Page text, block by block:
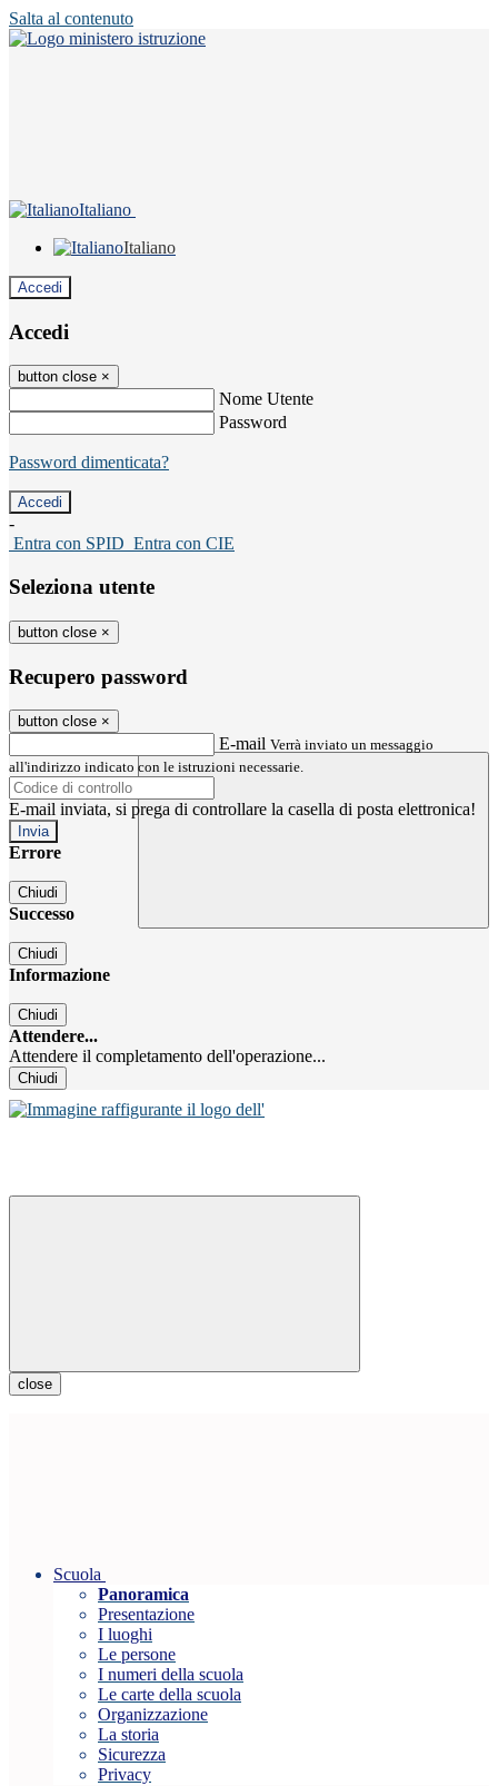
Salta al contenuto
Italiano
Italiano
Accedi
Accedi
button close ×
Nome Utente
Password
Password dimenticata?
-
Entra con SPID Entra con CIE
Seleziona utente
button close ×
Recupero password
button close ×
E-mail Verrà inviato un messaggio
all'indirizzo indicato con le istruzioni necessarie.
E-mail inviata, si prega di controllare la casella di posta elettronica!
Errore
Chiudi
Successo
Chiudi
Informazione
Chiudi
Attendere...
Attendere il completamento dell'operazione...
Chiudi
close
Scuola
Panoramica
Presentazione
I luoghi
Le persone
I numeri della scuola
Le carte della scuola
Organizzazione
La storia
Sicurezza
Privacy